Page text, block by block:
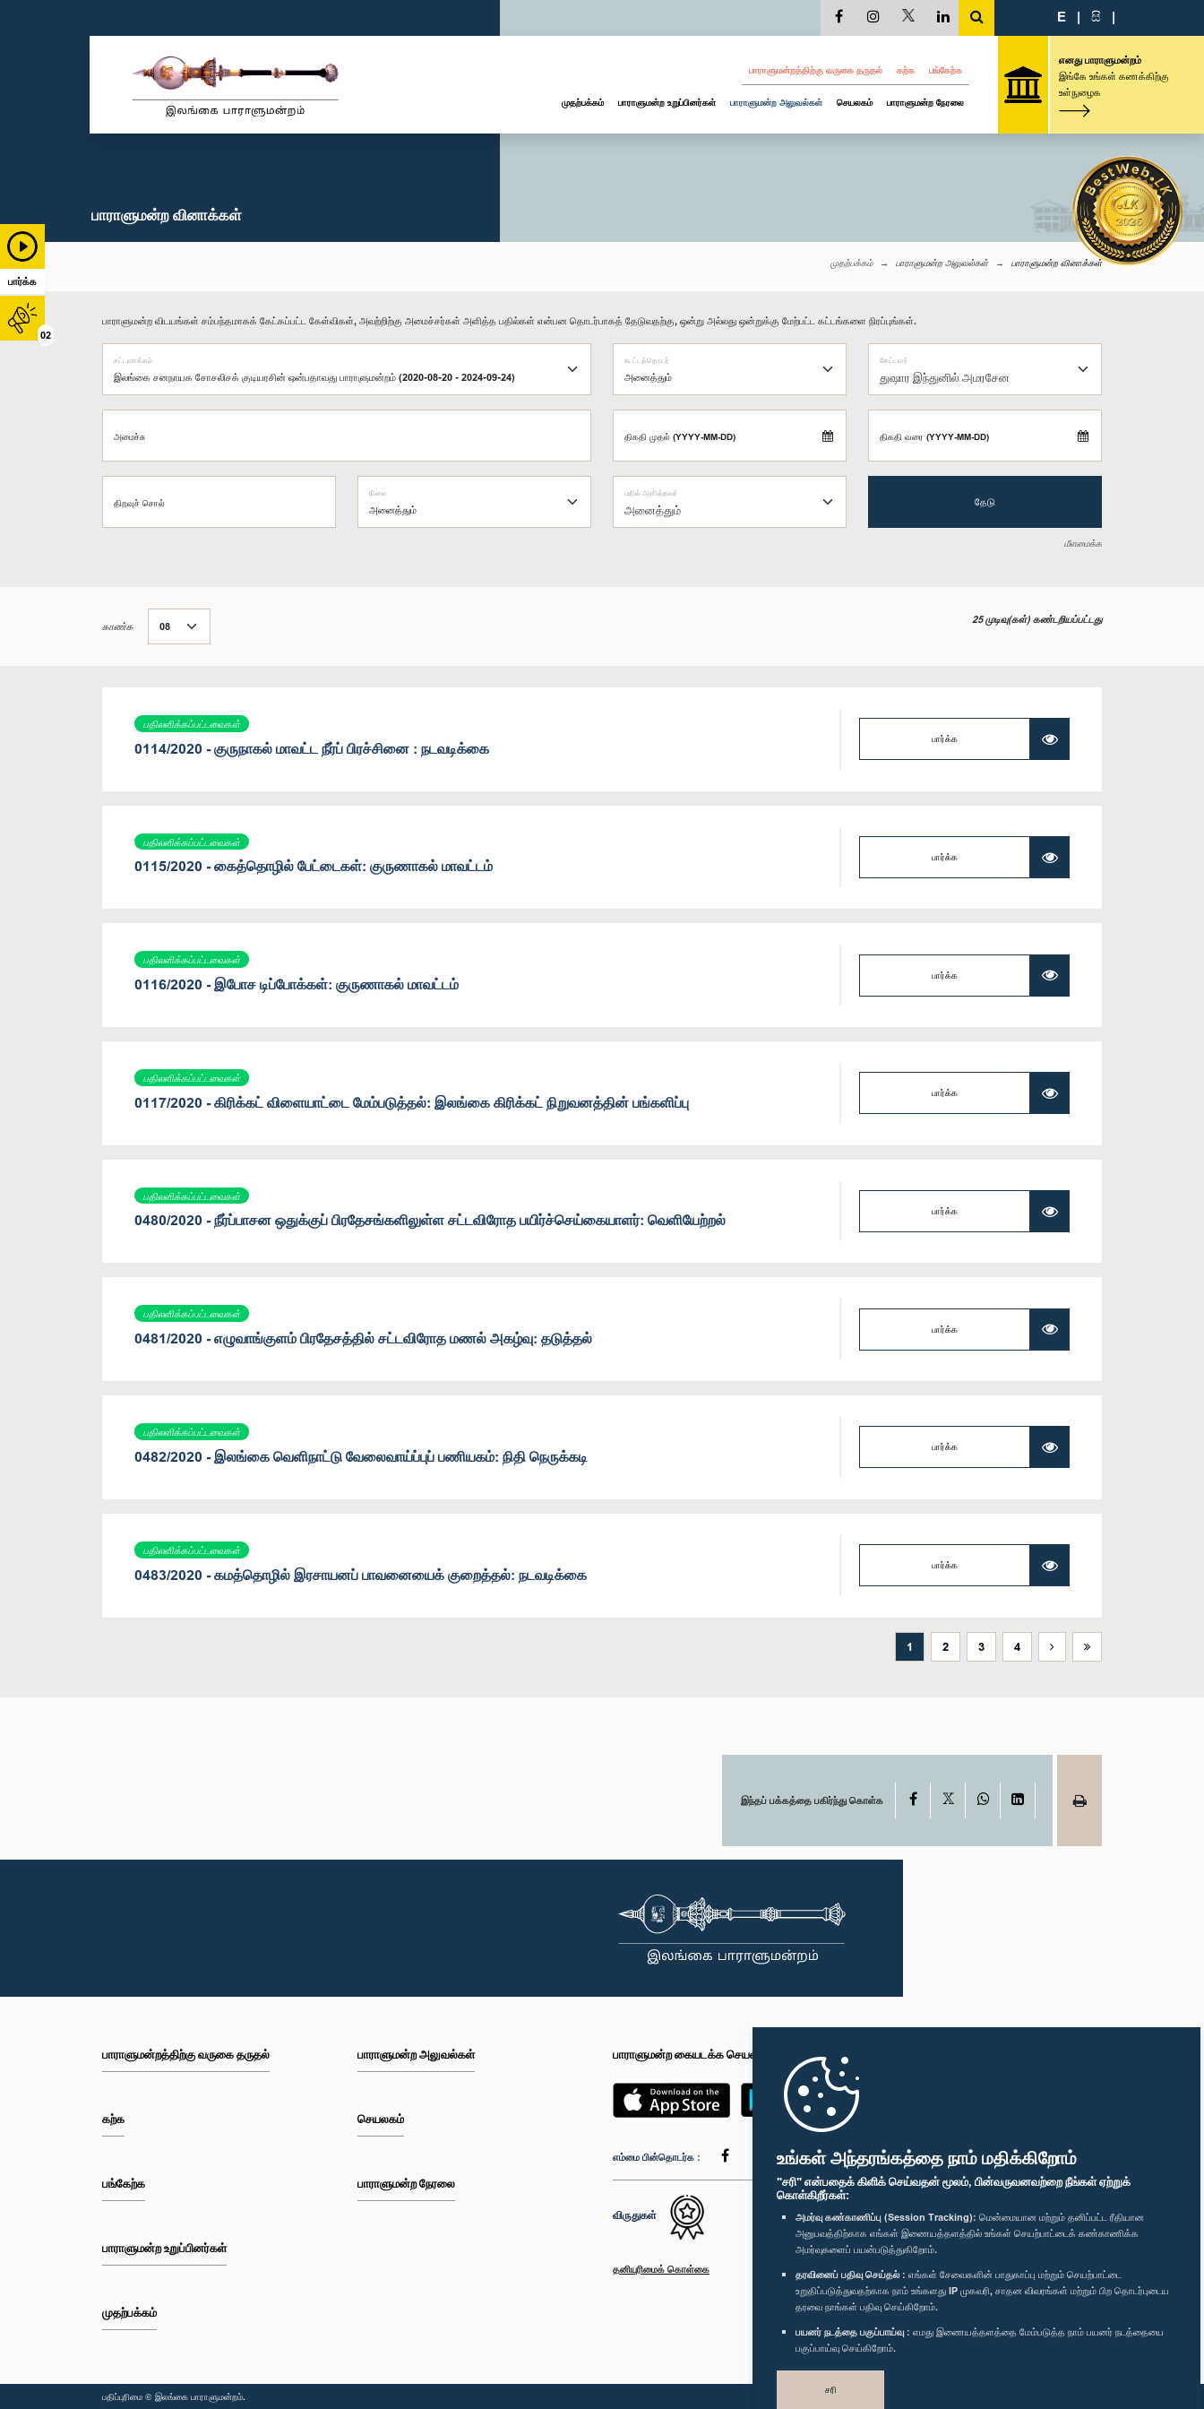
உங்கள் அந்தரங்கத்தை நாம் மதிக்கிறோம்
"சரி" என்பதைக் கிளிக் செய்வதன் மூலம், பின்வருவனவற்றை நீங்கள் ஏற்றுக்
கொள்கிறீர்கள்:
அமர்வு கண்காணிப்பு (Session Tracking): மென்மையான மற்றும் தனிப்பட்ட ரீதியான
அனுபவத்திற்காக எங்கள் இணையத்தளத்தில் உங்கள் செயற்பாட்டைக் கண்காணிக்க
அமர்வுகளைப் பயன்படுத்துகிறோம்.
தரவினைப் பதிவு செய்தல் : எங்கள் சேவைகளின் பாதுகாப்பு மற்றும் செயற்பாட்டை
உறுதிப்படுத்துவதற்காக நாம் உங்களது IP முகவரி, சாதன விவரங்கள் மற்றும் பிற தொடர்புடைய
தரவை நாங்கள் பதிவு செய்கிறோம்.
பயனர் நடத்தை பகுப்பாய்வு : எமது இணையத்தளத்தை மேம்படுத்த நாம் பயனர் நடத்தையை
பகுப்பாய்வு செய்கிறோம்.
சரி
பார்க்க
02
E | සි |
பாராளுமன்றத்திற்கு வருகை தருதல் கற்க பங்கேற்க
முதற்பக்கம் பாராளுமன்ற உறுப்பினர்கள் பாராளுமன்ற அலுவல்கள் செயலகம் பாராளுமன்ற நேரலை
எனது பாராளுமன்றம்
இங்கே உங்கள் கணக்கிற்கு
உள்நுழைக
பாராளுமன்ற வினாக்கள்
முதற்பக்கம் பாராளுமன்ற அலுவல்கள் பாராளுமன்ற வினாக்கள்
பாராளுமன்ற விடயங்கள் சம்பந்தமாகக் கேட்கப்பட்ட கேள்விகள், அவற்றிற்கு அமைச்சர்கள் அளித்த பதில்கள் என்பன தொடர்பாகத் தேடுவதற்கு, ஒன்று அல்லது ஒன்றுக்கு மேற்பட்ட கட்டங்களை நிரப்புங்கள்.
சட்டவாக்கம் கூட்டத்தொடர்
துஷார இந்துனில் அமரசேன
கேட்டவர்
அமைச்சு திகதி முதல் (YYYY-MM-DD) திகதி வரை (YYYY-MM-DD)
திறவுச் சொல்
நிலை
அனைத்தும்
பதில் அளித்தவர்
தேடு
மீளமைக்க
காண்க
25 முடிவு(கள்) கண்டறியப்பட்டது
பதிலளிக்கப்பட்டவைகள்
0114/2020 - குருநாகல் மாவட்ட நீர்ப் பிரச்சினை : நடவடிக்கை பார்க்க
பதிலளிக்கப்பட்டவைகள்
0115/2020 - கைத்தொழில் பேட்டைகள்: குருணாகல் மாவட்டம் பார்க்க
பதிலளிக்கப்பட்டவைகள்
0116/2020 - இபோச டிப்போக்கள்: குருணாகல் மாவட்டம் பார்க்க
பதிலளிக்கப்பட்டவைகள்
0117/2020 - கிரிக்கட் விளையாட்டை மேம்படுத்தல்: இலங்கை கிரிக்கட் நிறுவனத்தின் பங்களிப்பு பார்க்க
பதிலளிக்கப்பட்டவைகள்
0480/2020 - நீர்ப்பாசன ஒதுக்குப் பிரதேசங்களிலுள்ள சட்டவிரோத பயிர்ச்செய்கையாளர்: வெளியேற்றல் பார்க்க
பதிலளிக்கப்பட்டவைகள்
0481/2020 - எழுவாங்குளம் பிரதேசத்தில் சட்டவிரோத மணல் அகழ்வு: தடுத்தல் பார்க்க
பதிலளிக்கப்பட்டவைகள்
0482/2020 - இலங்கை வெளிநாட்டு வேலைவாய்ப்புப் பணியகம்: நிதி நெருக்கடி பார்க்க
பதிலளிக்கப்பட்டவைகள்
0483/2020 - கமத்தொழில் இரசாயனப் பாவனையைக் குறைத்தல்: நடவடிக்கை பார்க்க
1 2 3 4
இந்தப் பக்கத்தை பகிர்ந்து கொள்க Facebook WhatsAppLinkedIn
பாராளுமன்றத்திற்கு வருகை தருதல்
கற்க
பங்கேற்க
பாராளுமன்ற உறுப்பினர்கள்
முதற்பக்கம்
பாராளுமன்ற அலுவல்கள்
செயலகம்
பாராளுமன்ற நேரலை
பாராளுமன்ற கையடக்க செயலி
எம்மை பின்தொடர்க :
விருதுகள்
தனியுரிமைக் கொள்கை
பதிப்புரிமை © இலங்கை பாராளுமன்றம்.